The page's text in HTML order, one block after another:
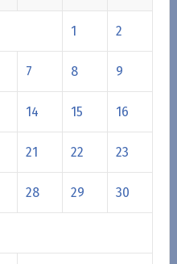
1 2
7 8 9
14 15 16
21 22 23
28 29 30